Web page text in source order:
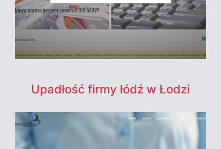
Upadłość firmy łódź w Łodzi